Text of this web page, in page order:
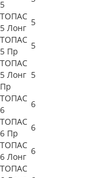
5
ТОПАС
5 Лонг
5
ТОПАС
5 Пр
5
ТОПАС
5 Лонг
Пр
5
ТОПАС
6
6
ТОПАС
6 Пр
6
ТОПАС
6 Лонг
6
ТОПАС